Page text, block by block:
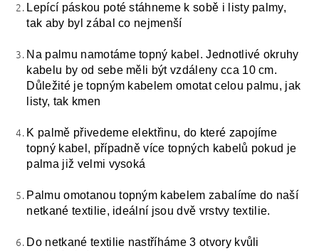
Lepící páskou poté stáhneme k sobě i listy palmy,
tak aby byl zábal co nejmenší
Na palmu namotáme topný kabel. Jednotlivé okruhy
kabelu by od sebe měli být vzdáleny cca 10 cm.
Důležité je topným kabelem omotat celou palmu, jak
listy, tak kmen
K palmě přivedeme elektřinu, do které zapojíme
topný kabel, případně více topných kabelů pokud je
palma již velmi vysoká
Palmu omotanou topným kabelem zabalíme do naší
netkané textilie, ideální jsou dvě vrstvy textilie.
Do netkané textilie nastříháme 3 otvory kvůli